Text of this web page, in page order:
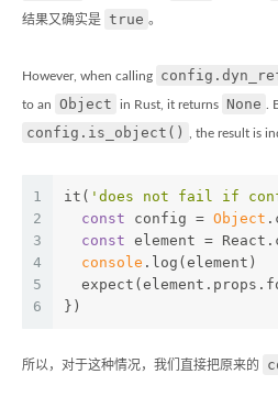
结果又确实是 true 。
However, when calling
to an Object in Rust, it returns None .
config.is_object() , the result is
1
2
3
4
5
6
it( 'does not fail if
const config = Object
const element =
console .log(element)
})
所以，对于这种情况，我们直接把原来的